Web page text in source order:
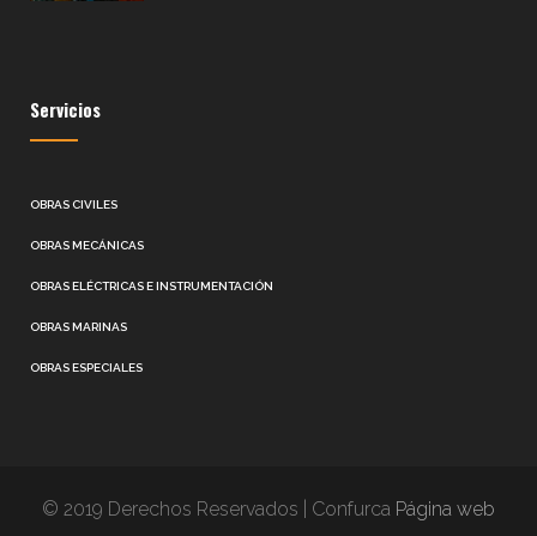
Servicios
OBRAS CIVILES
OBRAS MECÁNICAS
OBRAS ELÉCTRICAS E INSTRUMENTACIÓN
OBRAS MARINAS
OBRAS ESPECIALES
© 2019 Derechos Reservados | Confurca Página web